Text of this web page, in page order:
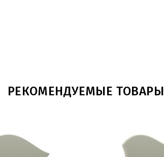
РЕКОМЕНДУЕМЫЕ ТОВАРЫ